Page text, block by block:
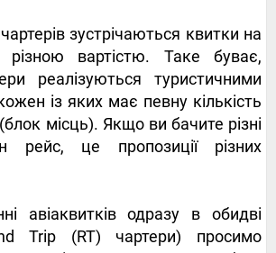
зустрічаються квитки на
вартістю. Таке буває,
реалізуються туристичними
із яких має певну кількість
місць). Якщо ви бачите різні
рейс, це пропозиції різних
авіаквитків одразу в обидві
Trip (RT) чартери) просимо